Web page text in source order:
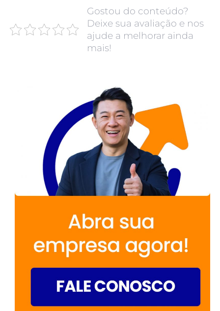
Gostou do conteúdo?
Deixe sua avaliação e nos
ajude a melhorar ainda
mais!